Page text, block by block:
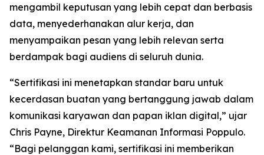
mengambil keputusan yang lebih cepat dan berbasis
data, menyederhanakan alur kerja, dan
menyampaikan pesan yang lebih relevan serta
berdampak bagi audiens di seluruh dunia.
“Sertifikasi ini menetapkan standar baru untuk
kecerdasan buatan yang bertanggung jawab dalam
komunikasi karyawan dan papan iklan digital,” ujar
Chris Payne, Direktur Keamanan Informasi Poppulo.
“Bagi pelanggan kami, sertifikasi ini memberikan